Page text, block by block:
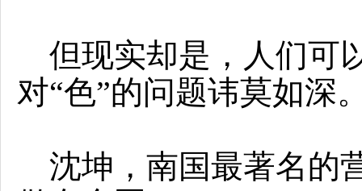
但现实却是，人们可
对“色”的问题讳莫如深
沈坤，南国最著名的